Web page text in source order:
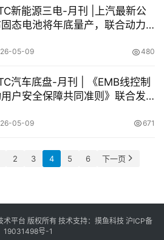
新能源三电-月刊 |上汽最新公
态电池将年底量产，联合动力
05-09 480
汽车底盘-月刊 | 《EMB线控制
户安全保障共同准则》联合发
再添新绩
05-09 671
2 3 4 5 6 下一页
平台 版权所有 技术支持： 摸鱼科技 沪ICP备
19031498号-1